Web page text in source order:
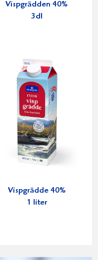
Vispgrädden 40%
3dl
Vispgrädde 40%
1 liter